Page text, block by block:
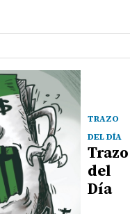
TRAZO
DEL DÍA
Trazo
del
Día